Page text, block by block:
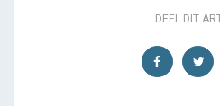
DEEL DIT